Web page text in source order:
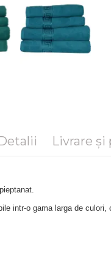
Livrare și
intr-o gama larga de